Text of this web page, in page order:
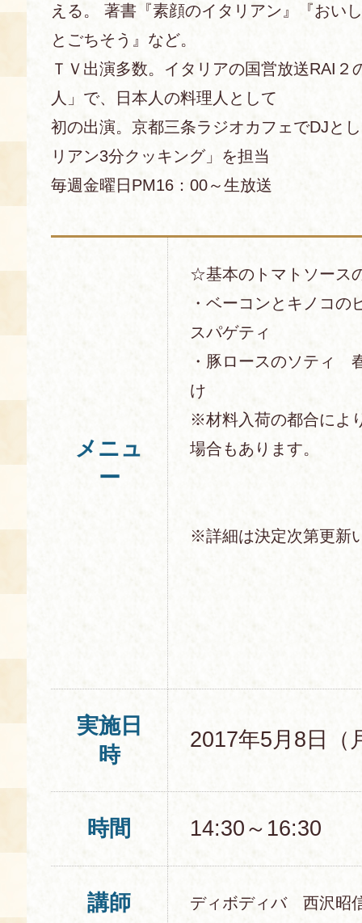
える。 著書『素顔のイタリアン』『おい
とごちそう』など。
ＴＶ出演多数。イタリアの国営放送RAI２
人」で、日本人の料理人として
初の出演。京都三条ラジオカフェでDJと
リアン3分クッキング」を担当
毎週金曜日PM16：00～生放送
メニュ
ー
☆基本のトマトソース
・ベーコンとキノコ
スパゲティ
・豚ロースのソティ
け
※材料入荷の都合によ
場合もあります。
※詳細は決定次第更新
実施日
時
2017年5月8日（
時間 14:30～16:30
講師 ディボディバ 西沢昭